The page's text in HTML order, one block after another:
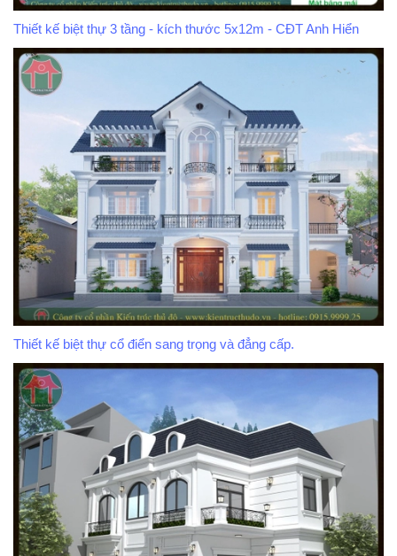
Thiết kế biệt thự 3 tầng - kích thước 5x12m - CĐT Anh Hiển
Thiết kế biệt thự cổ điển sang trọng và đẳng cấp.